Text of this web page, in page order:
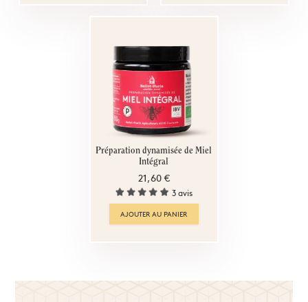
Préparation dynamisée de Miel
Intégral
21,60 €
3 avis
AJOUTER AU PANIER